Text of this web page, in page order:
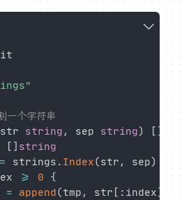
个字符串
str string , sep string) [ ]
[ ] string
strings . Index(str , sep)
>= 0
{
= append(tmp , str [ : index]